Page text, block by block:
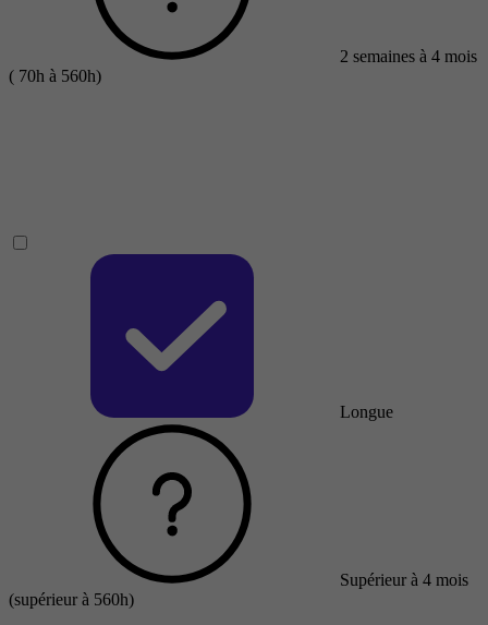
2 semaines à 4 mois
( 70h à 560h)
Longue
Supérieur à 4 mois
(supérieur à 560h)